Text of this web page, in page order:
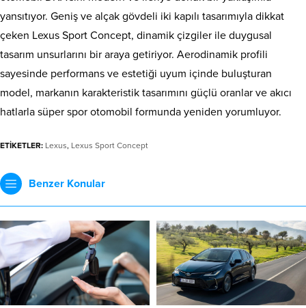
yansıtıyor. Geniş ve alçak gövdeli iki kapılı tasarımıyla dikkat
çeken Lexus Sport Concept, dinamik çizgiler ile duygusal
tasarım unsurlarını bir araya getiriyor. Aerodinamik profili
sayesinde performans ve estetiği uyum içinde buluşturan
model, markanın karakteristik tasarımını güçlü oranlar ve akıcı
hatlarla süper spor otomobil formunda yeniden yorumluyor.
ETİKETLER: Lexus, Lexus Sport Concept
Benzer Konular